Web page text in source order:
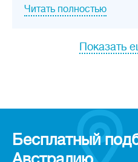
Читать полностью
Показать
Бесплатный